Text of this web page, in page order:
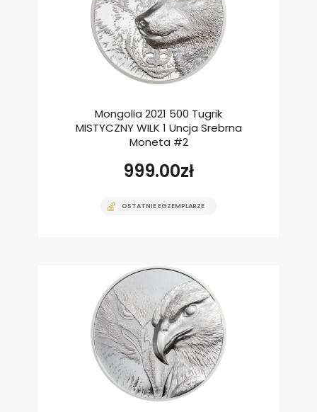
Mongolia 2021 500 Tugrik
MISTYCZNY WILK 1 Uncja Srebrna
Moneta #2
999.00zł
OSTATNIE EGZEMPLARZE